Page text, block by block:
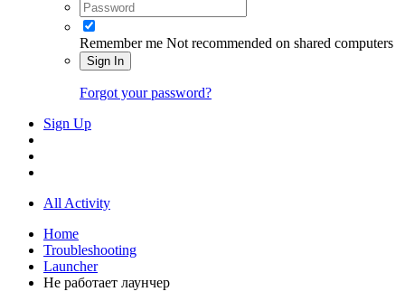
Remember me Not recommended on shared computers
Sign In
Forgot your password?
Sign Up
All Activity
Home
Troubleshooting
Launcher
Не работает лаунчер